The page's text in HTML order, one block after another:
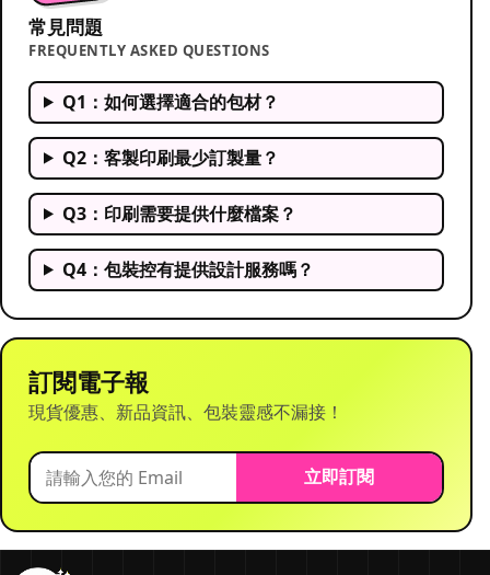
常見問題
FREQUENTLY ASKED QUESTIONS
Q1：如何選擇適合的包材？
Q2：客製印刷最少訂製量？
Q3：印刷需要提供什麼檔案？
Q4：包裝控有提供設計服務嗎？
訂閱電子報
現貨優惠、新品資訊、包裝靈感不漏接！
立即訂閱